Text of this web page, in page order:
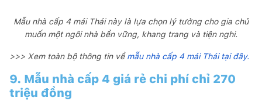
Mẫu nhà cấp 4 mái Thái này là lựa chọn lý tưởng cho gia chủ
muốn một ngôi nhà bền vững, khang trang và tiện nghi.
>>> Xem toàn bộ thông tin về mẫu nhà cấp 4 mái Thái tại đây.
9. Mẫu nhà cấp 4 giá rẻ chi phí chỉ 270
triệu đồng